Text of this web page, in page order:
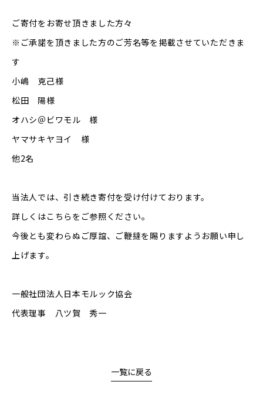
ご寄付をお寄せ頂きました方々
※ご承諾を頂きました方のご芳名等を掲載させていただきま
す
小嶋 克己様
松田 陽様
オハシ＠ビワモル 様
ヤマサキヤヨイ 様
他2名
当法人では、引き続き寄付を受け付けております。
詳しくはこちら をご参照ください。
今後とも変わらぬご厚誼、ご鞭撻を賜りますようお願い申し
上げます。
一般社団法人日本モルック協会
代表理事 八ツ賀 秀一
一覧に戻る